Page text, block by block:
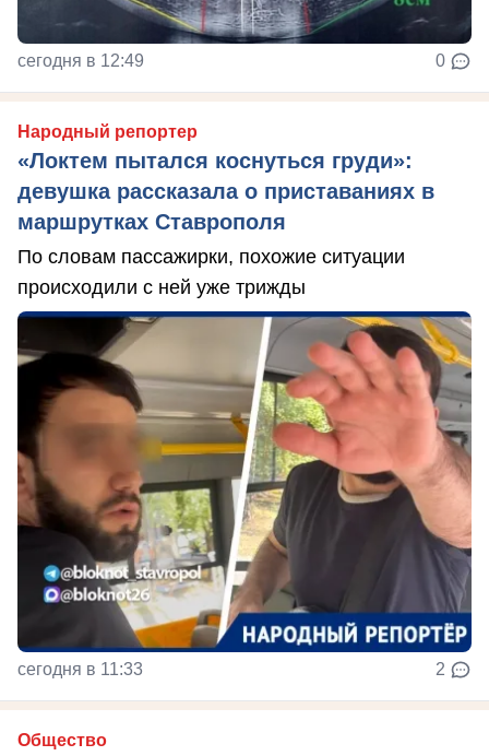
сегодня в 12:49 0
Народный репортер
«Локтем пытался коснуться груди»:
девушка рассказала о приставаниях в
маршрутках Ставрополя
По словам пассажирки, похожие ситуации
происходили с ней уже трижды
сегодня в 11:33 2
Общество